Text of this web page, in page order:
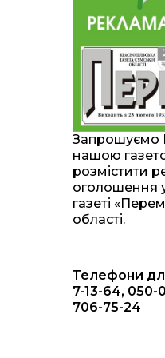
20:00
28 лип
10:36
28 лип
«Нас
10:31
28 лип
Знову
16:57
24 лип
але
Запрошуємо
нашою
розмістити
оголошення
газеті
області.
Телефони
7-13-64,
706-75-24